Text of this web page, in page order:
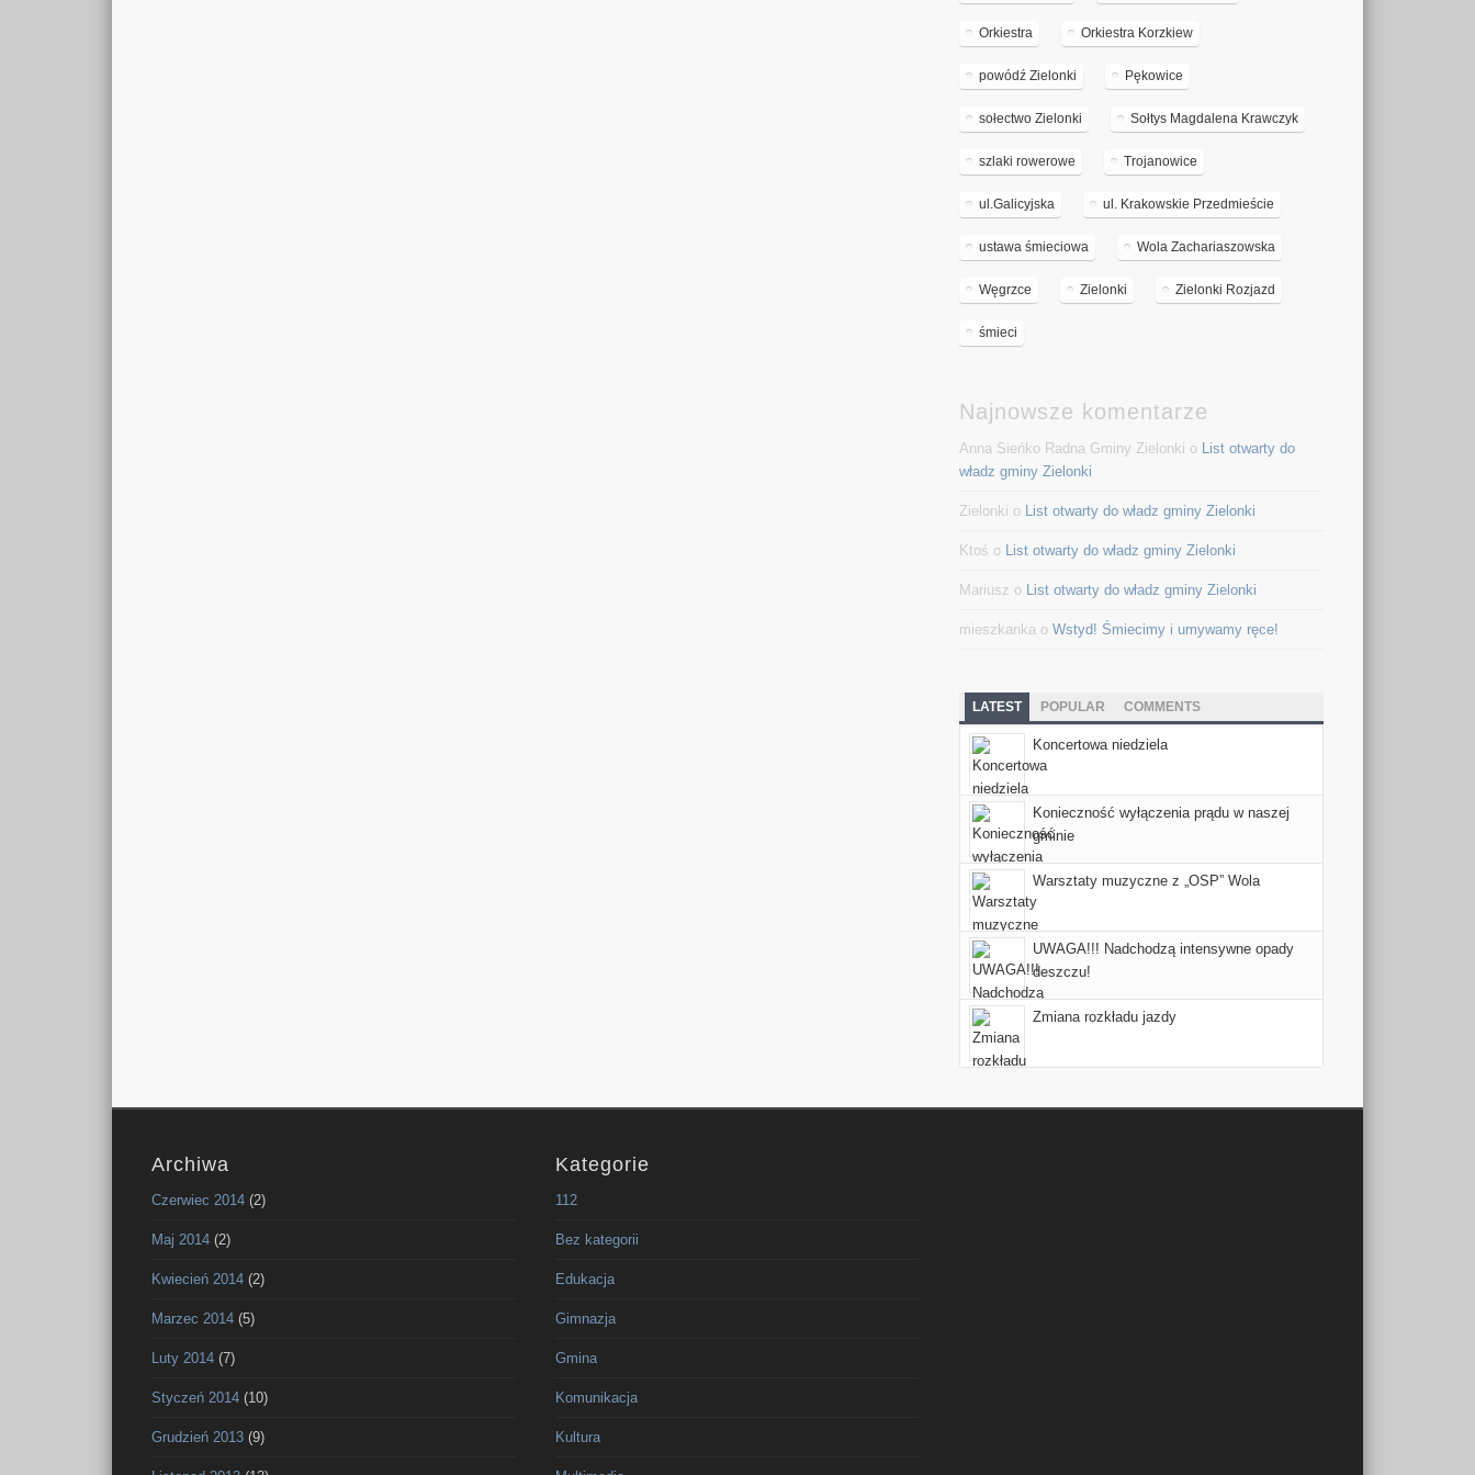
Orkiestra Orkiestra Korzkiew
powódź Zielonki Pękowice
sołectwo Zielonki Sołtys Magdalena Krawczyk
szlaki rowerowe Trojanowice
ul.Galicyjska ul. Krakowskie Przedmieście
ustawa śmieciowa Wola Zachariaszowska
Węgrzce Zielonki Zielonki Rozjazd
śmieci
Najnowsze komentarze
Anna Sieńko Radna Gminy Zielonki o List otwarty do
władz gminy Zielonki
Zielonki o List otwarty do władz gminy Zielonki
Ktoś o List otwarty do władz gminy Zielonki
Mariusz o List otwarty do władz gminy Zielonki
mieszkanka oWstyd! Śmiecimy i umywamy ręce!
LATEST POPULAR COMMENTS
Koncertowa niedziela
Konieczność wyłączenia prądu w naszej
gminie
Warsztaty muzyczne z „OSP” Wola
UWAGA!!! Nadchodzą intensywne opady
deszczu!
Zmiana rozkładu jazdy
Archiwa
Czerwiec 2014 (2)
Maj 2014 (2)
Kwiecień 2014 (2)
Marzec 2014 (5)
Luty 2014 (7)
Styczeń 2014 (10)
Grudzień 2013 (9)
Kategorie
112
Bez kategorii
Edukacja
Gimnazja
Gmina
Komunikacja
Kultura